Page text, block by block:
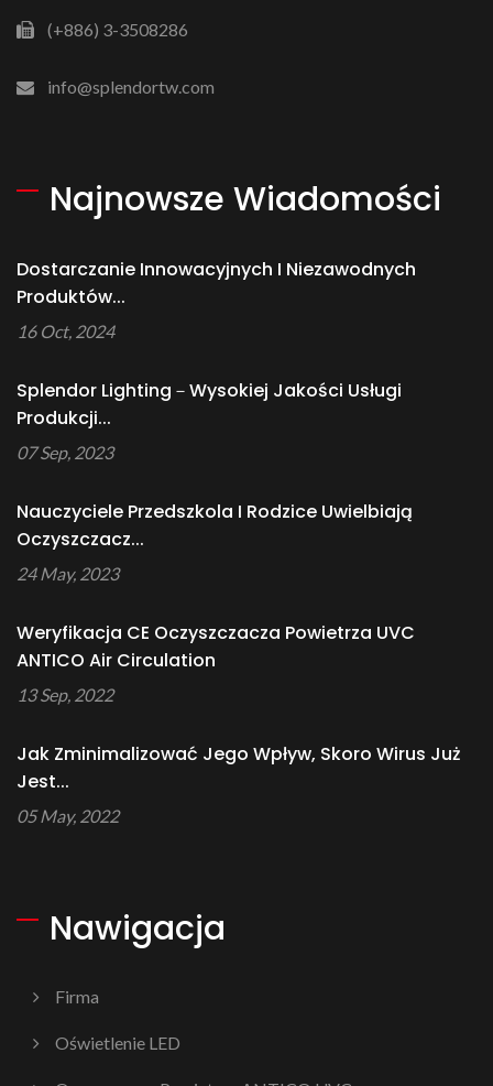
(+886) 3-3508286
info@splendortw.com
Najnowsze Wiadomości
Dostarczanie Innowacyjnych I Niezawodnych
Produktów...
16 Oct, 2024
Splendor Lighting－Wysokiej Jakości Usługi
Produkcji...
07 Sep, 2023
Nauczyciele Przedszkola I Rodzice Uwielbiają
Oczyszczacz...
24 May, 2023
Weryfikacja CE Oczyszczacza Powietrza UVC
ANTICO Air Circulation
13 Sep, 2022
Jak Zminimalizować Jego Wpływ, Skoro Wirus Już
Jest...
05 May, 2022
Nawigacja
Firma
Oświetlenie LED